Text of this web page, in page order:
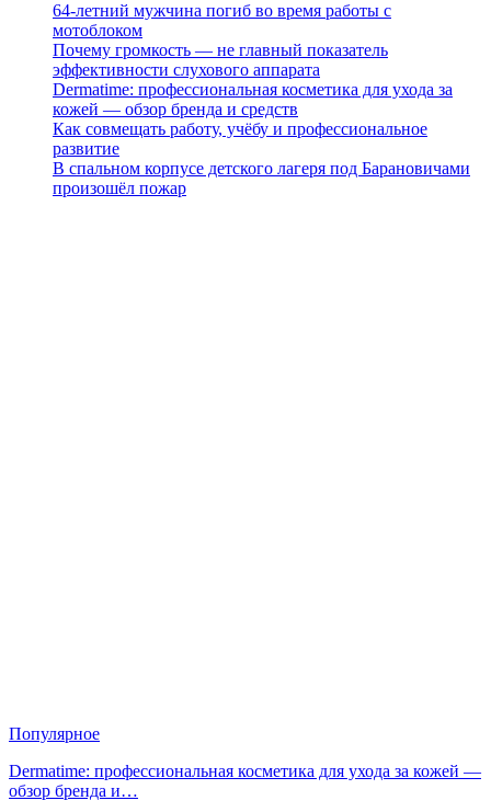
64-летний мужчина погиб во время работы с
мотоблоком
Почему громкость — не главный показатель
эффективности слухового аппарата
Dermatime: профессиональная косметика для ухода за
кожей — обзор бренда и средств
Как совмещать работу, учёбу и профессиональное
развитие
В спальном корпусе детского лагеря под Барановичами
произошёл пожар
Популярное
Dermatime: профессиональная косметика для ухода за кожей —
обзор бренда и…